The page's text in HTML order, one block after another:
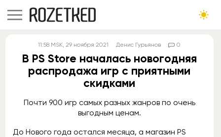
11:58 MSK, 29 ноября 2021 Денис Гурьянов 0
В PS Store началась новогодняя
распродажа игр с приятными
скидками
Почти 900 игр самых разных жанров по очень
выгодным ценам.
До Нового года остался месяца, а магазин PS